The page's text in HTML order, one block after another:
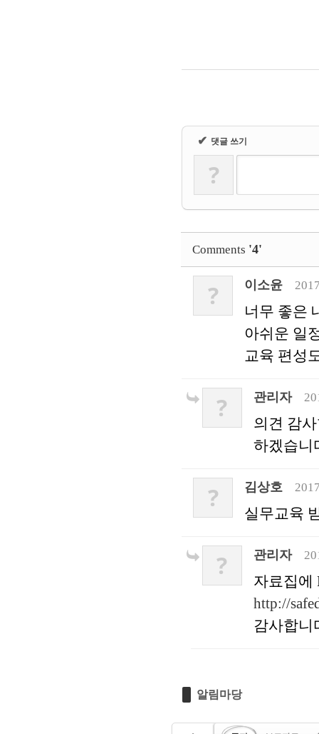
✔ 댓글 쓰기
?
Comments '4'
? 이소윤
너무 좋은
아쉬운 일
교육 편성
? 관리자
의견 감
하겠습니
? 김상호
실무교육
? 관리자
자료집에
http://
감사합니
알림마당